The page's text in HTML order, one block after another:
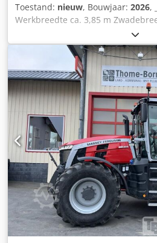
Toestand: nieuw, Bouwjaar: 2026,
Werkbreedte ca. 3,85 m
Transportbreedte ca. (zonder
Transportlengte ca. 2,34 m
tandarmen per rotor 10 Dubbele
rotoronderstel 2x 16/6.50-8
Benodigde vermogensbehoefte
hydraulische aansluitingen –
mechanisch Aftakastoerental
overbelastingsbeveiliging (ster-
3/8" 6-delig
Verlichting speciale uitrusting
uitrusting: - Set
- 1 set tandemassen met wielen
14393 Cedjzgqq Rjpfx Ag Dsha
Brutoprijs: €8.211,00 Locatie